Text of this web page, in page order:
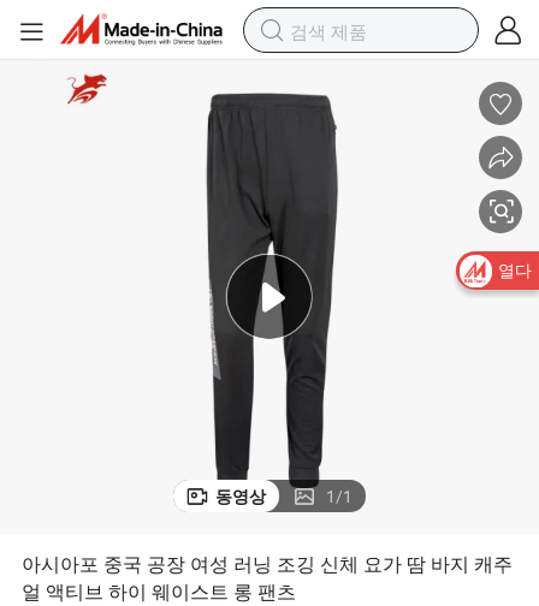
스트 롱 팬츠
아시아포 중국 공장 여성 러닝 조깅 신체 요가 땀 바지 캐주얼 액티브 하이
동영상 1/1
아시아포 중국 공장 여성 러닝 조깅 신체 요가 땀 바지 캐주
얼 액티브 하이 웨이스트 롱 팬츠
열다